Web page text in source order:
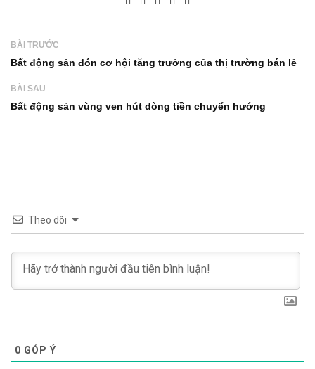
BÀI TRƯỚC
Bất động sản đón cơ hội tăng trưởng của thị trường bán lẻ
BÀI SAU
Bất động sản vùng ven hút dòng tiền chuyển hướng
Theo dõi
0 GÓP Ý